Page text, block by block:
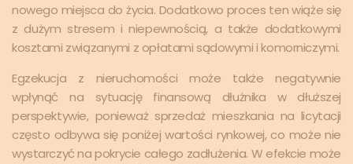
nowego miejsca do życia. Dodatkowo proces ten wiąże się
z dużym stresem i niepewnością, a także dodatkowymi
kosztami związanymi z opłatami sądowymi i komorniczymi.
Egzekucja z nieruchomości może także negatywnie
wpłynąć na sytuację finansową dłużnika w dłuższej
perspektywie, ponieważ sprzedaż mieszkania na licytacji
często odbywa się poniżej wartości rynkowej, co może nie
wystarczyć na pokrycie całego zadłużenia. W efekcie może